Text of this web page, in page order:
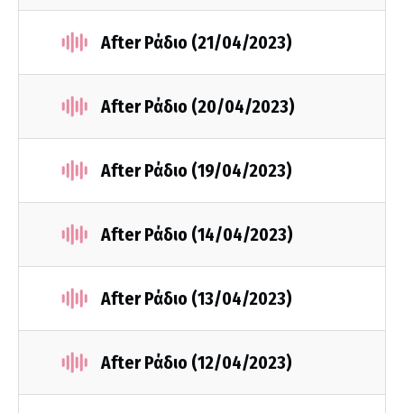
After Ράδιο (21/04/2023)
After Ράδιο (20/04/2023)
After Ράδιο (19/04/2023)
After Ράδιο (14/04/2023)
After Ράδιο (13/04/2023)
After Ράδιο (12/04/2023)